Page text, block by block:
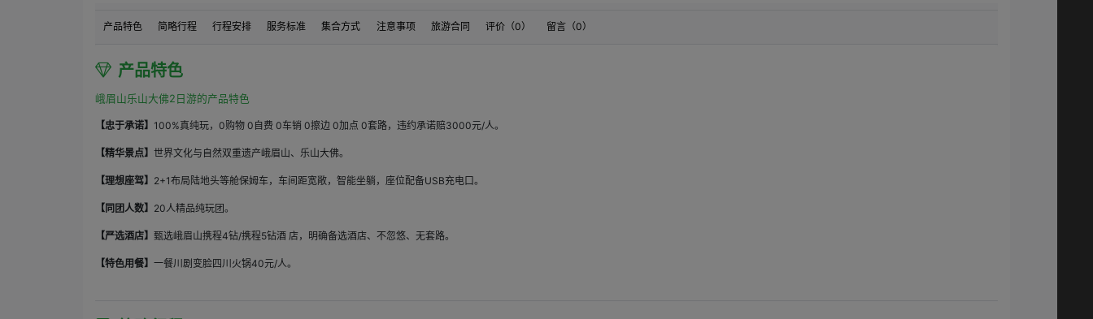
订单消费开始时间之前1天到订单消费开始时间：如果购买方申请退订，需要按80.0%比例支付违约金。如果是销售方申请退订，需要按20.0%比例支付违约金。
产品特色 简略行程 行程安排 服务标准 集合方式 注意事项 旅游合同 评价（0） 留言（0）
产品特色
峨眉山乐山大佛2日游的产品特色
【忠于承诺】 100%真纯玩，0购物 0自费 0车销 0擦边 0加点 0套路，违约承诺赔3000元/人。
【精华景点】 世界文化与自然双重遗产峨眉山、乐山大佛。
【理想座驾】 2+1布局陆地头等舱保姆车，车间距宽敞，智能坐躺，座位配备USB充电口。
【同团人数】 20人精品纯玩团。
【严选酒店】 甄选峨眉山携程4钻/携程5钻酒 店，明确备选酒店、不忽悠、无套路。
【特色用餐】 一餐川剧变脸四川火锅40元/人。